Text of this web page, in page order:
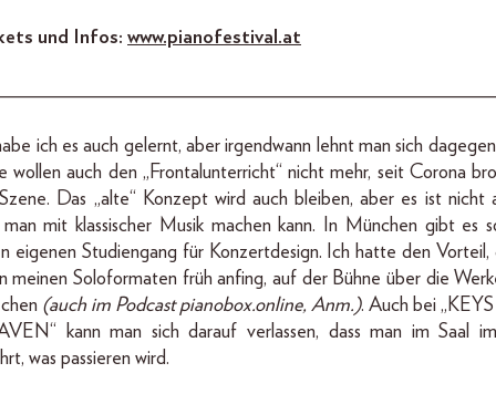
und Infos: www.pianofestival.at
ich es auch gelernt, aber irgendwann lehnt man sich
wollen auch den „Frontal­unterricht“ nicht mehr, seit Corona
Das „alte“ Konzept wird auch bleiben, aber es ist nicht
man mit klassischer Musik machen kann. In München gibt es
eigenen Studiengang für Konzertdesign. Ich hatte den Vorteil,
meinen Soloformaten früh anfing, auf der Bühne über die
(auch im Podcast pianobox.online, Anm.). Auch bei
kann man sich darauf verlassen, dass man im Saal
was passieren wird.